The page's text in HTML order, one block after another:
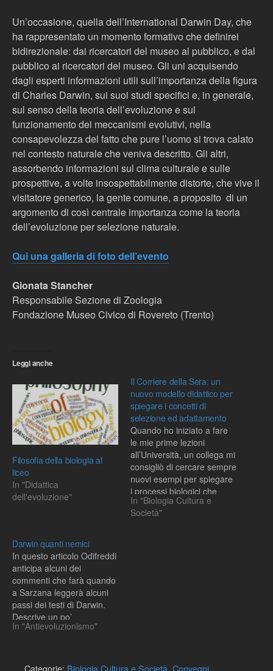
Un’occasione, quella dell’International Darwin Day, che
ha rappresentato un momento formativo che definirei
bidirezionale: dai ricercatori del museo al pubblico, e dal
pubblico ai ricercatori del museo. Gli uni acquisendo
dagli esperti informazioni utili sull’importanza della figura
di Charles Darwin, sui suoi studi specifici e, in generale,
sul senso della teoria dell’evoluzione e sul
funzionamento dei meccanismi evolutivi, nella
consapevolezza del fatto che pure l’uomo si trova calato
nel contesto naturale che veniva descritto. Gli altri,
assorbendo informazioni sul clima culturale e sulle
prospettive, a volte insospettabilmente distorte, che vive il
visitatore generico, la gente comune, a proposito di un
argomento di così centrale importanza come la teoria
dell’evoluzione per selezione naturale.
Qui una galleria di foto dell’evento
Gionata Stancher
Responsabile Sezione di Zoologia
Fondazione Museo Civico di Rovereto (Trento)
Leggi anche
Filosofia della biologia al
liceo
In "Didattica
dell'evoluzione"
Il Corriere della Sera: un
nuovo modello didattico per
spiegare i concetti di
selezione ed adattamento
Quando ho iniziato a fare
le mie prime lezioni
all’Università, un collega mi
consigliò di cercare sempre
nuovi esempi per spiegare
i processi biologici che
dovevo illustrare e di
cercarli sempre in
In "Biologia Cultura e
Società"
Darwin quanti nemici
In questo articolo Odifreddi
anticipa alcuni dei
commenti che farà quando
a Sarzana leggerà alcuni
passi dei testi di Darwin.
Descrive un po’
l’antidarwinismo, anche su
arrivarono le idee di
In "Antievoluzionismo"
Categorie: Biologia Cultura e Società Convegni,